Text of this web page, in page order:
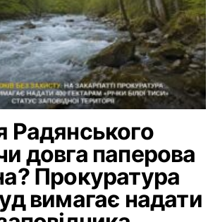
Радянського
довга паперова
Прокуратура
вимагає надати